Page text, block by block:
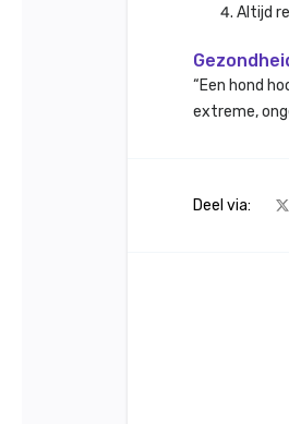
Altijd
“Een hond
extreme,
Deel via: